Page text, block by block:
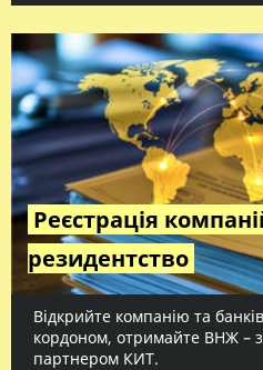
Реєстрація
резидентство
Відкрийте компанію та
кордоном, отримайте ВНЖ –
партнером КИТ.